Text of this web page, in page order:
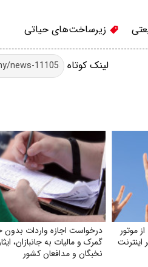
زیرساخت‌های حیاتی
لینک کوتاه
موتور
درخواست اجازه واردات
گمرک و مالیات به جانبازان،
نخبگان و مدافعان کشور